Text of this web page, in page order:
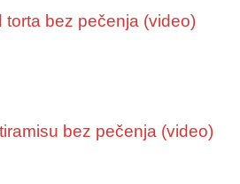
torta bez pečenja (video)
bez pečenja (video)